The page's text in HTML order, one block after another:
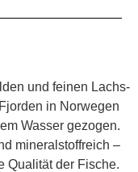
und feinen Lachs-
in Norwegen
Wasser gezogen.
mineralstoffreich –
Qualität der Fische.